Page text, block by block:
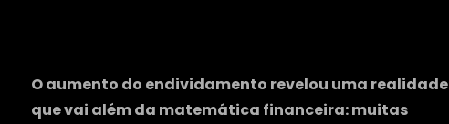
O aumento do endividamento revelou uma realidade
que vai além da matemática financeira: muitas